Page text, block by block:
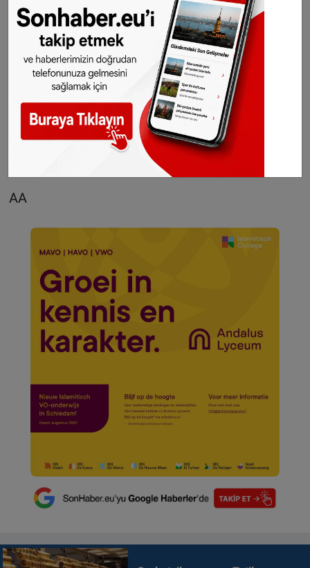
dikkati çekerek, bu örgüte mensup kişilerin
Rumeli'den defedilmesi gerektiğini söyledi.
"Milli İradeye Destek, Darbeye Hayır" sloganıyla
düzenlenen gösterinin sonunda Türkiye, halkı
ve darbe girişimi sırasında şehit olanlar için
AA